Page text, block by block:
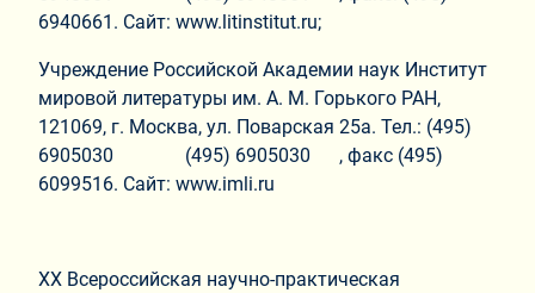
6940661. Сайт: www.litinstitut.ru;
Учреждение Российской Академии наук Институт
мировой литературы им. А. М. Горького РАН,
121069, г. Москва, ул. Поварская 25а. Тел.: (495)
6905030 (495) 6905030 , факс (495)
6099516. Сайт: www.imli.ru
XX Всероссийская научно-практическая